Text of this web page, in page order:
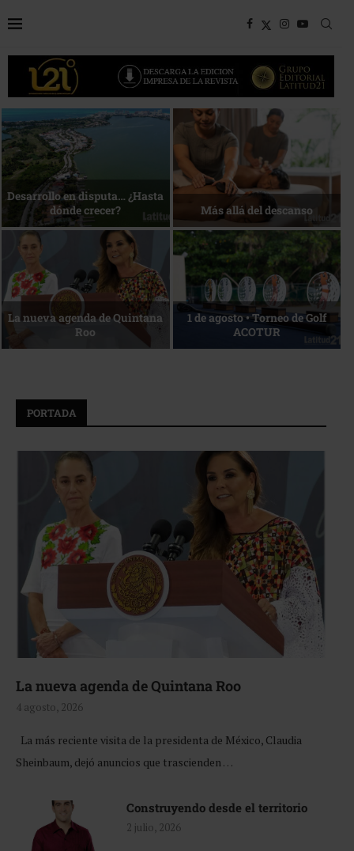
Bottega, un viaje servido a la
mesa
Energía que Impulsa la
competitividad
Reconocimiento de viajeros La esencia del servicio
PORTADA
La nueva agenda de Quintana Roo
4 agosto, 2026
La más reciente visita de la presidenta de México, Claudia
Sheinbaum, dejó anuncios que trascienden …
Construyendo desde el territorio
2 julio, 2026